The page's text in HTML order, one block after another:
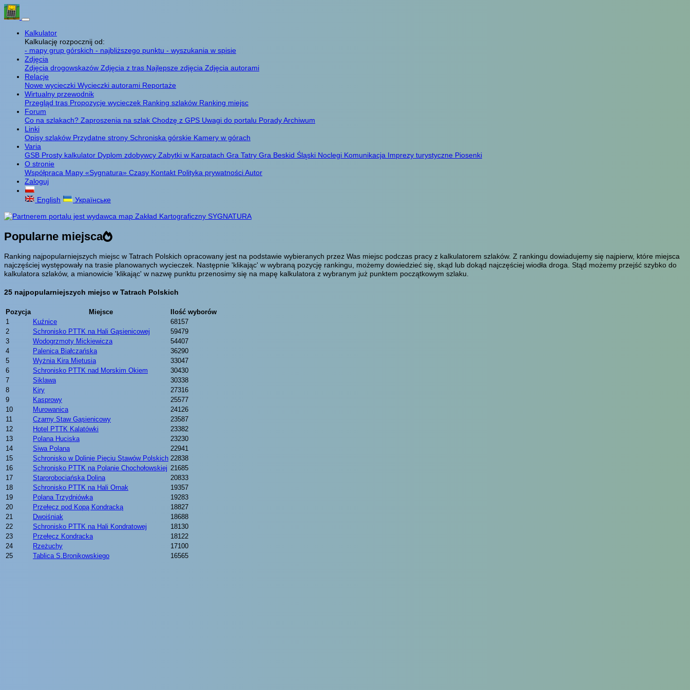
Kalkulator
Kalkulację rozpocznij od:
- mapy grup górskich - najbliższego punktu - wyszukania w spisie
Zdjęcia
Zdjęcia drogowskazów Zdjęcia z tras Najlepsze zdjęcia Zdjęcia autorami
Relacje
Nowe wycieczki Wycieczki autorami Reportaże
Wirtualny przewodnik
Przegląd tras Propozycje wycieczek Ranking szlaków Ranking miejsc
Forum
Co na szlakach? Zaproszenia na szlak Chodzę z GPS Uwagi do portalu PoradyArchiwum
Linki
Opisy szlaków Przydatne strony Schroniska górskie Kamery w górach
Varia
GSB Prosty kalkulator Dyplom zdobywcy Zabytki w Karpatach Gra Tatry Gra Beskid Śląski Noclegi Komunikacja Imprezy turystyczne Piosenki
O stronie
Współpraca Mapy «Sygnatura» Czasy Kontakt Polityka prywatnościAutor
Zaloguj
English Українське
Popularne miejsca
Ranking najpopularniejszych miejsc w Tatrach Polskich opracowany jest na podstawie wybieranych przez Was miejsc podczas pracy z kalkulatorem szlaków. Z rankingu dowiadujemy się najpierw, które miejsca
najczęściej występowały na trasie planowanych wycieczek. Następnie 'klikając' w wybraną pozycję rankingu, możemy dowiedzieć się, skąd lub dokąd najczęściej wiodła droga. Stąd możemy przejść szybko do
kalkulatora szlaków, a mianowicie 'klikając' w nazwę punktu przenosimy się na mapę kalkulatora z wybranym już punktem początkowym szlaku.
25 najpopularniejszych miejsc w Tatrach Polskich
Pozycja Miejsce
Ilość wyborów
1
Kuźnice
68157
2
Schronisko PTTK na Hali Gąsienicowej
59479
3
Wodogrzmoty Mickiewicza
54407
4
Palenica Białczańska
36290
5
Wyżnia Kira Miętusia
33047
6
Schronisko PTTK nad Morskim Okiem
30430
7
Siklawa
30338
8
Kiry
27316
9
Kasprowy
25577
10
Murowanica
24126
11
Czarny Staw Gąsienicowy
23587
12
Hotel PTTK Kalatówki
23382
13
Polana Huciska
23230
14
Siwa Polana
22941
15
Schronisko w Dolinie Pięciu Stawów Polskich 22838
16
Schronisko PTTK na Polanie Chochołowskiej 21685
17
Starorobociańska Dolina
20833
18
Schronisko PTTK na Hali Ornak
19357
19
Polana Trzydniówka
19283
20
Przełęcz pod Kopą Kondracką
18827
21
Dwoiśniak
18688
22
Schronisko PTTK na Hali Kondratowej
18130
23
Przełęcz Kondracka
18122
24
Rzeżuchy
17100
25
Tablica S.Bronikowskiego 16565